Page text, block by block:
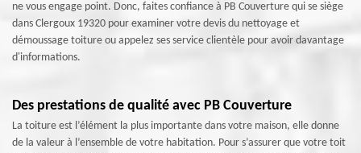
ne vous engage point. Donc, faites confiance à PB Couverture qui se siège
dans Clergoux 19320 pour examiner votre devis du nettoyage et
démoussage toiture ou appelez ses service clientèle pour avoir davantage
d'informations.
Des prestations de qualité avec PB Couverture
La toiture est l’élément la plus importante dans votre maison, elle donne
de la valeur à l’ensemble de votre habitation. Pour s’assurer que votre toit